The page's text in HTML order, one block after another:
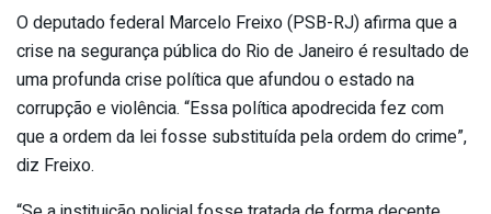
O deputado federal Marcelo Freixo (PSB-RJ) afirma que a
crise na segurança pública do Rio de Janeiro é resultado de
uma profunda crise política que afundou o estado na
corrupção e violência. “Essa política apodrecida fez com
que a ordem da lei fosse substituída pela ordem do crime”,
diz Freixo.